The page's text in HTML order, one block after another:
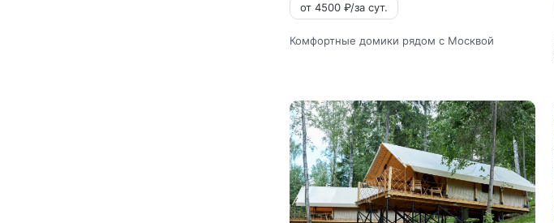
от 4500 ₽/за сут.
Комфортные домики рядом с Москвой